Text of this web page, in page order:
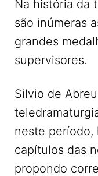
Na história da
são inúmeras
grandes
supervisores.
Silvio de
neste período,
capítulos das
propondo